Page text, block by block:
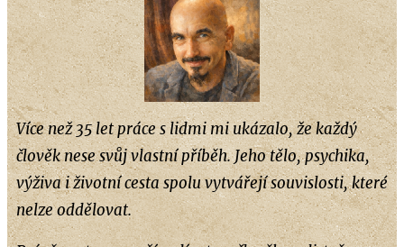
Více než 35 let práce s lidmi mi ukázalo, že každý
člověk nese svůj vlastní příběh. Jeho tělo, psychika,
výživa i životní cesta spolu vytvářejí souvislosti, které
nelze oddělovat.